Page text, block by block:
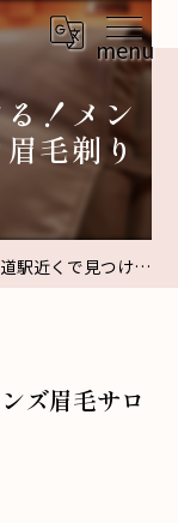
！メン
毛剃り
つける！メンズ眉毛サロンの完璧な眉毛剃り方ガイド
ズ眉毛サロ